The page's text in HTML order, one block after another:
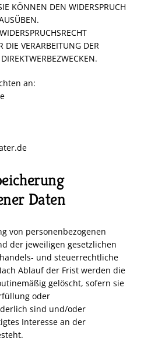
KÖNNEN DEN WIDERSPRUCH
.
WIDERSPRUCHSRECHT
DIE VERARBEITUNG DER
DIREKTWERBEZWECKEN.
an:
Daten
von personenbezogenen
der jeweiligen gesetzlichen
und steuerrechtliche
Ablauf der Frist werden die
gelöscht, sofern sie
oder
sind und/oder
Interesse an der